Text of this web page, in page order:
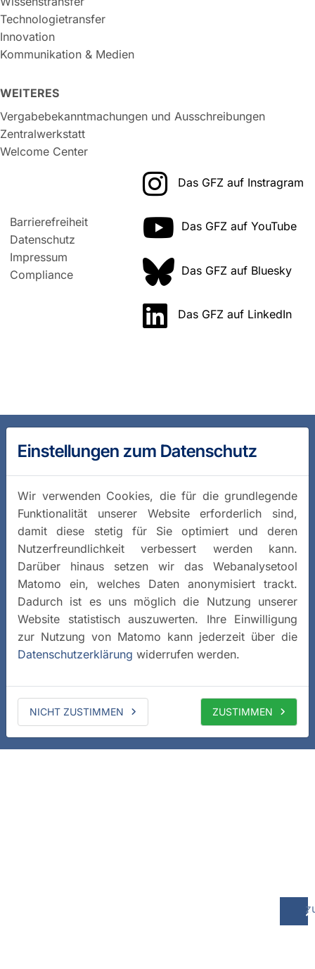
Technologietransfer
Innovation
Kommunikation & Medien
WEITERES
Vergabebekanntmachungen und Ausschreibungen
Zentralwerkstatt
Welcome Center
Barrierefreiheit
Datenschutz
Impressum
Compliance
Das GFZ auf Instragram
Das GFZ auf YouTube
Das GFZ auf Bluesky
Das GFZ auf LinkedIn
Einstellungen zum Datenschutz
Wir verwenden Cookies, die für die grundlegende
Funktionalität unserer Website erforderlich sind,
damit diese stetig für Sie optimiert und deren
Nutzerfreundlichkeit verbessert werden kann.
Darüber hinaus setzen wir das Webanalysetool
Matomo ein, welches Daten anonymisiert trackt.
Dadurch ist es uns möglich die Nutzung unserer
Website statistisch auszuwerten. Ihre Einwilligung
zur Nutzung von Matomo kann jederzeit über die
Datenschutzerklärung widerrufen werden.
NICHT ZUSTIMMEN ZUSTIMMEN